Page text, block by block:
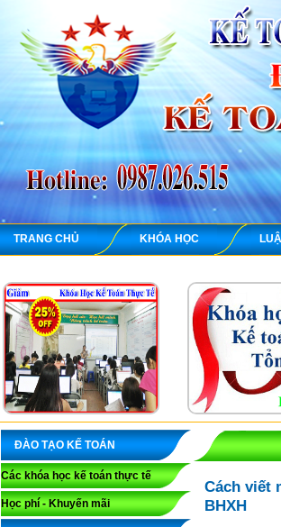
TRANG CHỦ KHÓA HỌC
ĐÀO TẠO KẾ TOÁN
Các khóa học kế toán thực tế
Học phí - Khuyến mãi
Cách viết
BHXH